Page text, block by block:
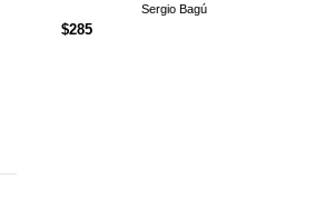
Sergio Bagú
$285